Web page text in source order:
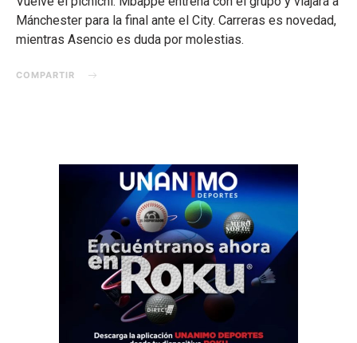
Mánchester para la final ante el City. Carreras es novedad,
mientras Asencio es duda por molestias.
COMPARTIR